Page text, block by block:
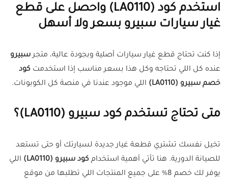
استخدم كود (LA0110) واحصل على قطع
غيار سيارات سبيرو بسعر ولا أسهل
إذا كنت تحتاج قطع غيار سيارات أصلية وبجودة عالية، متجرسبيرو
عنده كل اللي تحتاجه وكل هذا بسعر مناسب إذا استخدمت كود
خصم سبيرو (LA0110)
اللي موجود عندنا في منصة كل الكوبونات.
متى تحتاج تستخدم كود سبيرو (LA0110)؟
تخيل نفسك تشتري قطعة غيار جديدة لسيارتك أو حتى تستعد
للصيانة الدورية. هنا تأتي أهمية استخدام كود سبيرو (LA0110)
اللي
يوفر لك خصم 8% على جميع المنتجات اللي تطلبها من موقع